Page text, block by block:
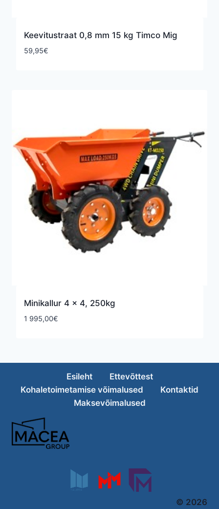
Keevitustraat 0,8 mm 15 kg Timco Mig
59,95€
Minikallur 4 × 4, 250kg
1 995,00€
Esileht
Ettevõttest
Kohaletoimetamise võimalused
Kontaktid
Maksevõimalused
© 2026